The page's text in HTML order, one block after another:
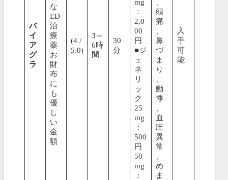
バ
イ
ア
グ
ラ
な
ED
治
療
薬
お
財
布
に
も
優
し
い
金
額
(4 /
5.0)
3～
6時
間
30
分
mg
：
2,0
00
円
■ジ
ェ
ネ
リ
ッ
ク
25
mg
：
500
円
50
mg
：
頭
痛
鼻
づ
ま
り
動
悸
血
圧
異
常
め
ま
入
手
可
能